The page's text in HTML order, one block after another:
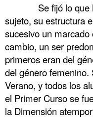
Se fijó lo que
sujeto, su estructura
sucesivo un
cambio, un ser
primeros eran del
del género femenino.
Verano, y todos los
el Primer Curso se
la Dimensión